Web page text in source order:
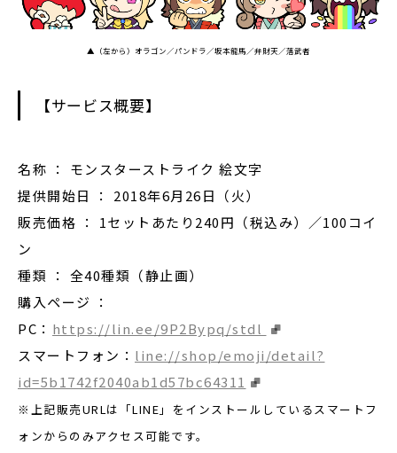
▲（左から）オラゴン／パンドラ／坂本龍馬／弁財天／落武者
【サービス概要】
名称 ： モンスターストライク 絵文字
提供開始日 ： 2018年6月26日（火）
販売価格 ： 1セットあたり240円（税込み）／100コイ
ン
種類 ： 全40種類（静止画）
購入ページ ：
PC： https://lin.ee/9P2Bypq/stdl
スマートフォン： line://shop/emoji/detail?
id=5b1742f2040ab1d57bc64311
※上記販売URLは「LINE」をインストールしているスマートフ
ォンからのみアクセス可能です。